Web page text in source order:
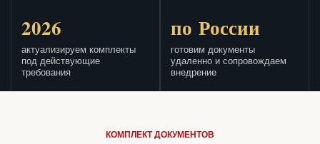
2026
актуализируем комплекты
под действующие
требования
по России
готовим документы
удаленно и сопровождаем
внедрение
КОМПЛЕКТ ДОКУМЕНТОВ